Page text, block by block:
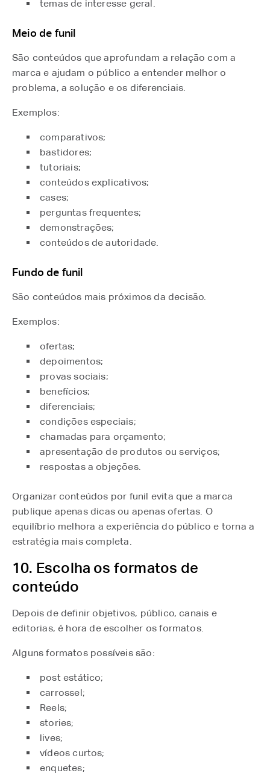
temas de interesse geral.
Meio de funil
São conteúdos que aprofundam a relação com a
marca e ajudam o público a entender melhor o
problema, a solução e os diferenciais.
Exemplos:
comparativos;
bastidores;
tutoriais;
conteúdos explicativos;
cases;
perguntas frequentes;
demonstrações;
conteúdos de autoridade.
Fundo de funil
São conteúdos mais próximos da decisão.
Exemplos:
ofertas;
depoimentos;
provas sociais;
benefícios;
diferenciais;
condições especiais;
chamadas para orçamento;
apresentação de produtos ou serviços;
respostas a objeções.
Organizar conteúdos por funil evita que a marca
publique apenas dicas ou apenas ofertas. O
equilíbrio melhora a experiência do público e torna a
estratégia mais completa.
10. Escolha os formatos de
conteúdo
Depois de definir objetivos, público, canais e
editorias, é hora de escolher os formatos.
Alguns formatos possíveis são:
post estático;
carrossel;
Reels;
stories;
lives;
vídeos curtos;
enquetes;